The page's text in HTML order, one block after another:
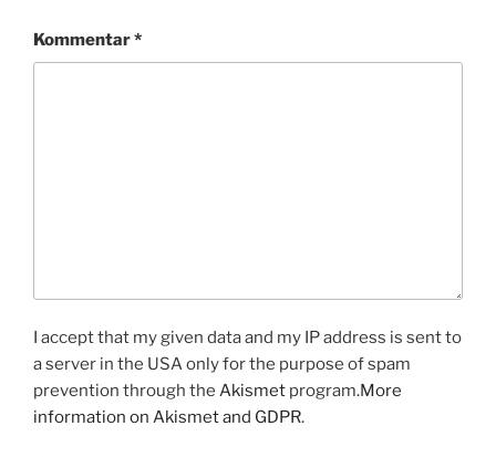
Kommentar*
I accept that my given data and my IP address is sent to
a server in the USA only for the purpose of spam
prevention through the Akismet program.More
information on Akismet and GDPR.